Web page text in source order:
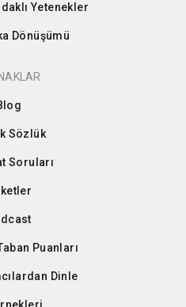
Yetenekler
Dönüşümü
Sözlük
Soruları
Puanları
Dinle